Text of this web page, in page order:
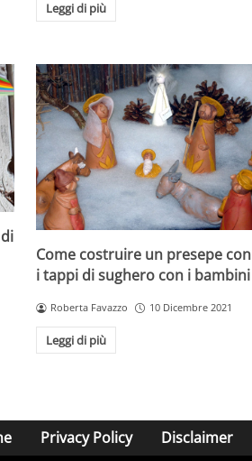
Leggi di più
Come costruire un presepe con
i tappi di sughero con i bambini
Roberta Favazzo 10 Dicembre 2021
Leggi di più
Privacy Policy Disclaimer